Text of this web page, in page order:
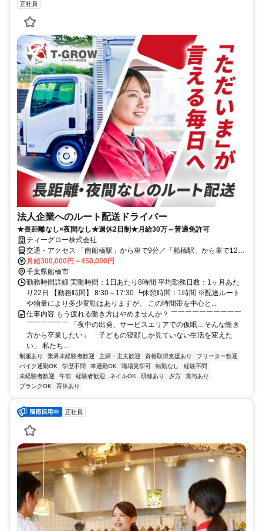
正社員
法人企業へのルート配送ドライバー
★長距離なし×夜間なし★週休2日制★月給30万～普通免許可
ティーグロー株式会社
交通・アクセス 「南船橋駅」から車で9分／「船橋駅」から車で12分
◆マイカー通勤OK
月給300,000円～450,000円
千葉県船橋市
勤務時間詳細 実働時間：1日あたり8時間 平均勤務日数：1ヶ月あた
り22日 【勤務時間】 8:30～17:30 ┗休憩時間：1時間 ※配送ルート
や物量により多少変動はありますが、 この時間帯を中心と...
仕事内容 もう疲れる働き方はやめませんか？ ￣￣￣￣￣￣￣￣￣￣
￣￣￣￣￣￣ 「夜中の出発、サービスエリアでの仮眠…そんな働き
方から卒業したい」 「子どもの寝顔しか見ていない生活を変えた
い」 私たち...
制服あり 業界未経験者歓迎 主婦・主夫歓迎 資格取得支援あり
フリーター歓迎
バイク通勤OK
学歴不問 車通勤OK 職場見学可 転勤なし
経験不問
未経験者歓迎
午前 経験者歓迎 ネイルOK 研修あり 夕方
賞与あり
ブランクOK
育休あり
正社員